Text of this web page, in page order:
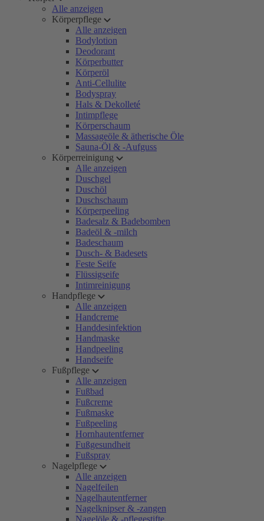
Alle anzeigen
Körperpflege
Alle anzeigen
Bodylotion
Deodorant
Körperbutter
Körperöl
Anti-Cellulite
Bodyspray
Hals & Dekolleté
Intimpflege
Körperschaum
Massageöle & ätherische Öle
Sauna-Öl & -Aufguss
Körperreinigung
Alle anzeigen
Duschgel
Duschöl
Duschschaum
Körperpeeling
Badesalz & Badebomben
Badeöl & -milch
Badeschaum
Dusch- & Badesets
Feste Seife
Flüssigseife
Intimreinigung
Handpflege
Alle anzeigen
Handcreme
Handdesinfektion
Handmaske
Handpeeling
Handseife
Fußpflege
Alle anzeigen
Fußbad
Fußcreme
Fußmaske
Fußpeeling
Hornhautentferner
Fußgesundheit
Fußspray
Nagelpflege
Alle anzeigen
Nagelfeilen
Nagelhautentferner
Nagelknipser & -zangen
Nagelöle & -pflegestifte